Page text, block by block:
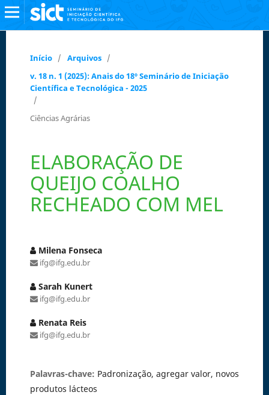
Início / Arquivos /
v. 18 n. 1 (2025): Anais do 18º Seminário de Iniciação
Científica e Tecnológica - 2025
/
Ciências Agrárias
ELABORAÇÃO DE
QUEIJO COALHO
RECHEADO COM MEL
Milena Fonseca
ifg@ifg.edu.br
Sarah Kunert
ifg@ifg.edu.br
Renata Reis
ifg@ifg.edu.br
Palavras-chave: Padronização, agregar valor, novos
produtos lácteos